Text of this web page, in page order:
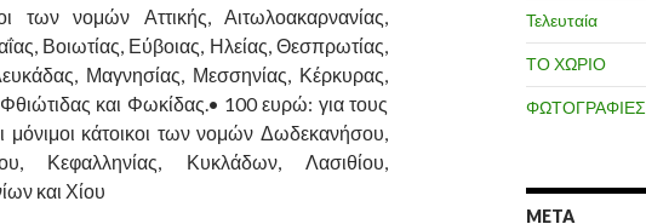
των νομών Αττικής, Αιτωλοακαρνανίας,
Βοιωτίας, Εύβοιας, Ηλείας, Θεσπρωτίας,
Μαγνησίας, Μεσσηνίας, Κέρκυρας,
και Φωκίδας.• 100 ευρώ: για τους
μόνιμοι κάτοικοι των νομών Δωδεκανήσου,
Κεφαλληνίας, Κυκλάδων, Λασιθίου,
και Χίου
Τελευταία
ΤΟ ΧΩΡΙΟ
ΦΩΤΟΓΡΑΦΙΕΣ
META